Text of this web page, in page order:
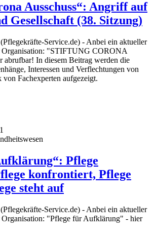
Ausschuss“: Angriff auf
Gesellschaft (38. Sitzung)
Service.de) - Anbei ein aktueller
Organisation: "STIFTUNG CORONA
In diesem Beitrag werden die
Interessen und Verflechtungen von
Fachexperten aufgezeigt.
Pflege
konfrontiert, Pflege
steht auf
Service.de) - Anbei ein aktueller
"Pflege für Aufklärung" - hier